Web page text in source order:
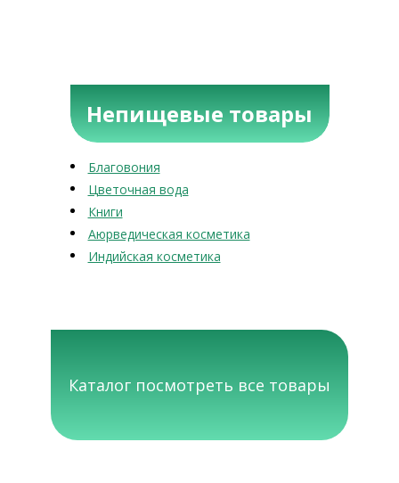
Непищевые товары
Благовония
Цветочная вода
Книги
Аюрведическая косметика
Индийская косметика
Каталог посмотреть все товары